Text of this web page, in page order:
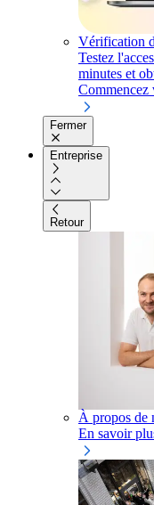
Vérification
Testez
minutes et
Commencez
Fermer
Entreprise
Retour
À propos de
En savoir